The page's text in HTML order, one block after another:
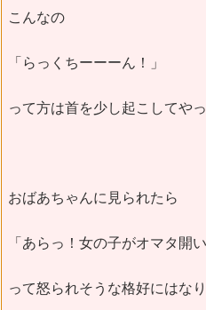
こんなの
「らっくちーーーん！」
って方は首を少し起こしてや
おばあちゃんに見られたら
「あらっ！女の子がオマタ開
って怒られそうな格好にはな